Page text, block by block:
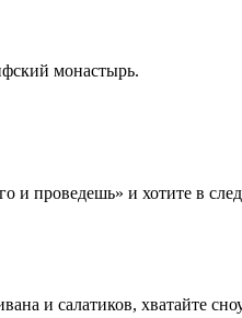
монастырь.
и проведешь» и хотите в
и салатиков, хватайте